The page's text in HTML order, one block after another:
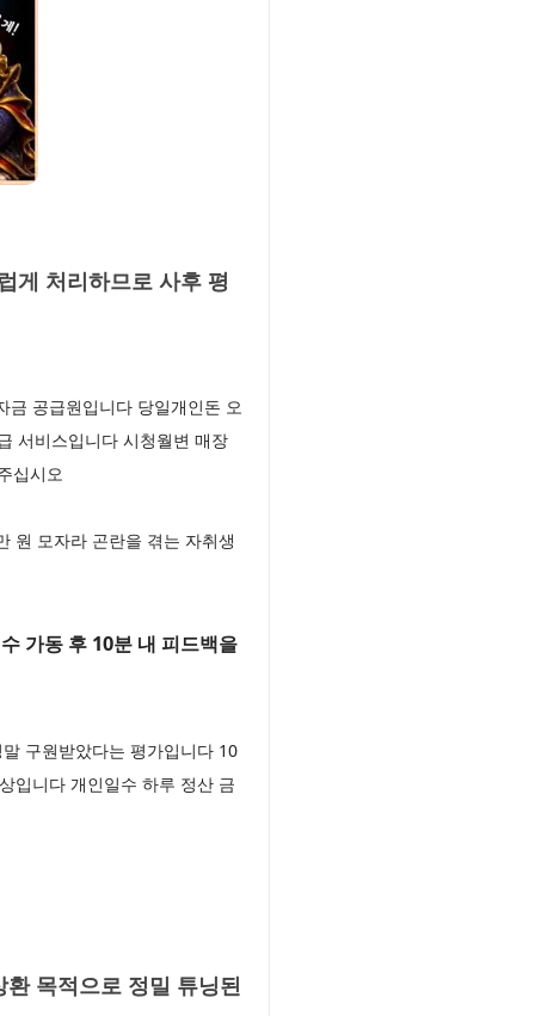
게 처리하므로 사후 평
금 공급원입니다 당일개인돈 오
서비스입니다 시청월변 매장
십시오
원 모자라 곤란을 겪는 자취생
가동 후 10분 내 피드백을
구원받았다는 평가입니다 10
입니다 개인일수 하루 정산 금
목적으로 정밀 튜닝된